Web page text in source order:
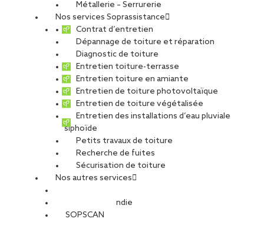
Métallerie – Serrurerie
Nos services Soprassistance
Contrat d’entretien
Dépannage de toiture et réparation
Diagnostic de toiture
Entretien toiture-terrasse
Entretien toiture en amiante
Entretien de toiture photovoltaïque
Entretien de toiture végétalisée
Entretien des installations d’eau pluviale
siphoïde
Petits travaux de toiture
Recherche de fuites
Sécurisation de toiture
Nos autres services
Sécurité Incendie
SOPSCAN